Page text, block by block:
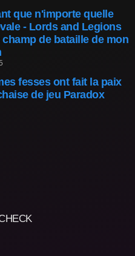
que n'importe quelle
- Lords and Legions
de bataille de mon
fesses ont fait la paix
de jeu Paradox